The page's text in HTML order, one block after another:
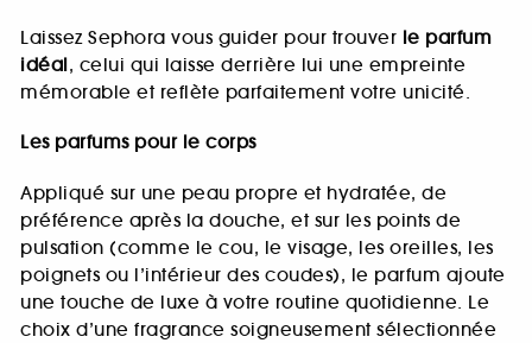
Laissez Sephora vous guider pour trouver le parfum
idéal, celui qui laisse derrière lui une empreinte
mémorable et reflète parfaitement votre unicité.
Les parfums pour le corps
Appliqué sur une peau propre et hydratée, de
préférence après la douche, et sur les points de
pulsation (comme le cou, le visage, les oreilles, les
poignets ou l’intérieur des coudes), le parfum ajoute
une touche de luxe à votre routine quotidienne. Le
choix d’une fragrance soigneusement sélectionnée